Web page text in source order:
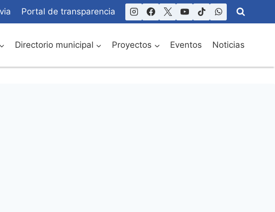
Portal de transparencia
Directorio municipal Proyectos Eventos Noticias